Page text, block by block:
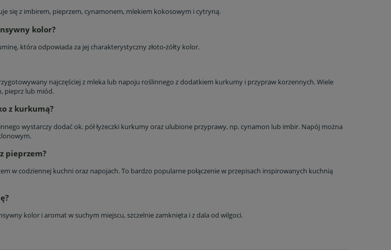
się z imbirem, pieprzem, cynamonem, mlekiem kokosowym i cytryną.
kolor?
która odpowiada za jej charakterystyczny złoto-żółty kolor.
najczęściej z mleka lub napoju roślinnego z dodatkiem kurkumy i przypraw korzennych. Wiele
pieprz lub miód.
z kurkumą?
wystarczy dodać ok. pół łyżeczki kurkumy oraz ulubione przyprawy, np. cynamon lub imbir. Napój można
pieprzem?
w codziennej kuchni oraz napojach. To bardzo popularne połączenie w przepisach inspirowanych kuchnią
kolor i aromat w suchym miejscu, szczelnie zamknięta i z dala od wilgoci.